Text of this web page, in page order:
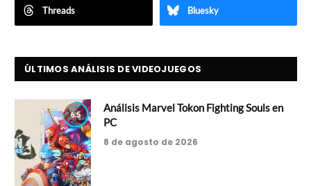
Threads Bluesky
ÚLTIMOS ANÁLISIS DE VIDEOJUEGOS
6.5
Análisis Marvel Tokon Fighting Souls en
PC
8 de agosto de 2026